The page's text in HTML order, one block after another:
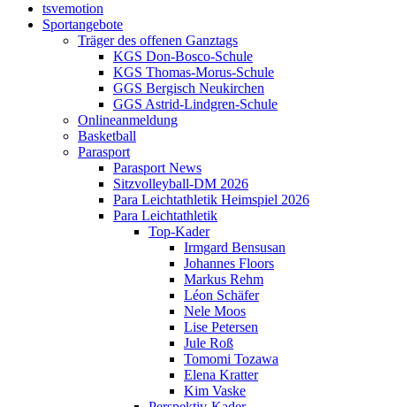
tsvemotion
Sportangebote
Träger des offenen Ganztags
KGS Don-Bosco-Schule
KGS Thomas-Morus-Schule
GGS Bergisch Neukirchen
GGS Astrid-Lindgren-Schule
Onlineanmeldung
Basketball
Parasport
Parasport News
Sitzvolleyball-DM 2026
Para Leichtathletik Heimspiel 2026
Para Leichtathletik
Top-Kader
Irmgard Bensusan
Johannes Floors
Markus Rehm
Léon Schäfer
Nele Moos
Lise Petersen
Jule Roß
Tomomi Tozawa
Elena Kratter
Kim Vaske